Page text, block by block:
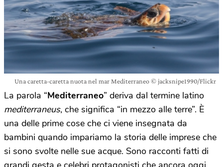
Una caretta-caretta nuota nel mar Mediterraneo © jacksnipe1990/Flickr
La parola “Mediterraneo” deriva dal termine latino
mediterraneus, che significa “in mezzo alle terre”. È
una delle prime cose che ci viene insegnata da
bambini quando impariamo la storia delle imprese che
si sono svolte nelle sue acque. Sono racconti fatti di